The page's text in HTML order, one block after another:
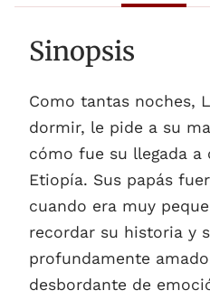
Sinopsis
Como tantas noches,
dormir, le pide a su
cómo fue su llegada a
Etiopía. Sus papás
cuando era muy
recordar su historia y
profundamente
desbordante de